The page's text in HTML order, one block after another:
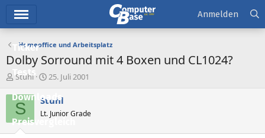
Ticker
Tests
Downloads
Preisvergleich
Anmelden
Homeoffice und Arbeitsplatz
Dolby Sorround mit 4 Boxen und CL1024?
E
s
t
e
Stuhl
E
s
e
25. Juli 2001
S Stuhl
Lt. Junior Grade